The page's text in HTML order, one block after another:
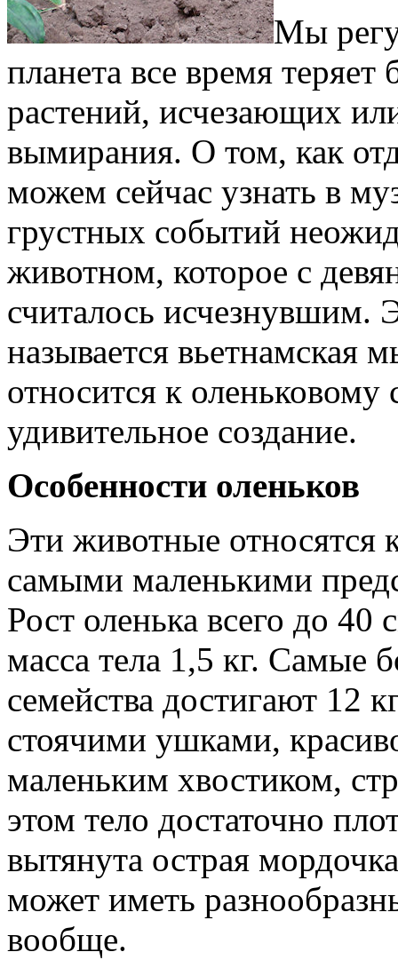
Мы
планета все время
растений, исчезающих
вымирания. О том, как
можем сейчас узнать в
грустных событий
животном, которое с
считалось исчезнувшим.
называется вьетнамская
относится к оленьковому
удивительное создание.
Особенности оленьков
Эти животные относятся
самыми маленькими
Рост оленька всего до 40
масса тела 1,5 кг. Самые
семейства достигают 12
стоячими ушками,
маленьким хвостиком,
этом тело достаточно
вытянута острая
может иметь
вообще.